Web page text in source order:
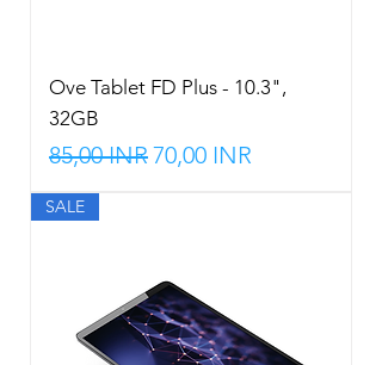
Ove Tablet FD Plus - 10.3",
32GB
Precio
85,00 INRPrecio de oferta
70,00 INR
SALE